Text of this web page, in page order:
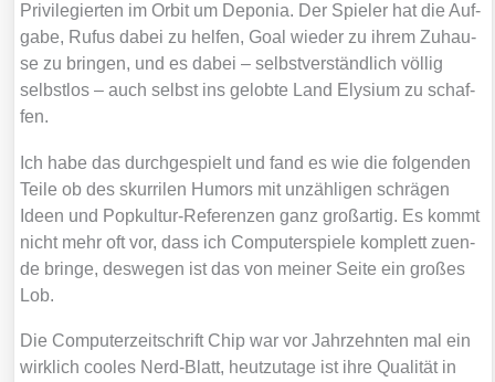
Pri­vi­le­gier­ten im Orbit um Depo­nia. Der Spie­ler hat die Auf­
ga­be, Rufus dabei zu hel­fen, Goal wie­der zu ihrem Zuhau­
se zu brin­gen, und es dabei – selbst­ver­ständ­lich völ­lig
selbst­los – auch selbst ins gelob­te Land Ely­si­um zu schaf­
fen.
Ich habe das durch­ge­spielt und fand es wie die fol­gen­den
Tei­le ob des skur­ri­len Humors mit unzäh­li­gen schrä­gen
Ideen und Pop­kul­tur-Refe­ren­zen ganz groß­ar­tig. Es kommt
nicht mehr oft vor, dass ich Com­pu­ter­spie­le kom­plett zuen­
de brin­ge, des­we­gen ist das von mei­ner Sei­te ein gro­ßes
Lob.
Die Com­pu­ter­zeit­schrift Chip war vor Jahr­zehn­ten mal ein
wirk­lich coo­les Nerd-Blatt, heut­zu­ta­ge ist ihre Qua­li­tät in